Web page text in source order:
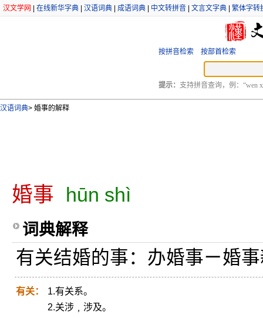
汉文学网 在线新华字典 汉语词典 成语词典 中文转拼音 文言文字典 繁体字转
按拼音检索 按部首检索
提示： 支持拼音查询，例：“wen
汉语词典> 婚事的解释
婚事 hūn shì
词典解释
有关结婚的事：办婚事ㄧ婚
有关：
1.有关系。
2.关涉﹐涉及。